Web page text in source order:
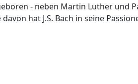
- neben Martin Luther und
hat J.S. Bach in seine